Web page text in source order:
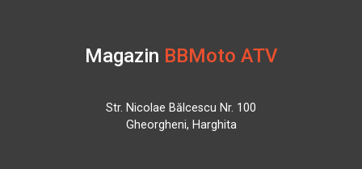
Magazin BBMoto ATV
Str. Nicolae Bălcescu Nr. 100
Gheorgheni, Harghita